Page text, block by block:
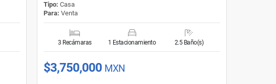
Tipo: Casa
Para: Venta
3 Recámaras 1 Estacionamiento 2.5 Baño(s)
$3,750,000 MXN